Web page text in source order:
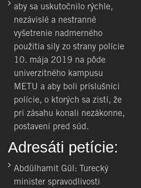
aby sa uskutočnilo rýchle,
nezávislé a nestranné
vyšetrenie nadmerného
použitia sily zo strany polície
10. mája 2019 na pôde
univerzitného kampusu
METU a aby boli príslušníci
polície, o ktorých sa zistí, že
pri zásahu konali nezákonne,
postavení pred súd.
Adresáti petície:
Abdülhamit Gül: Turecký
minister spravodlivosti